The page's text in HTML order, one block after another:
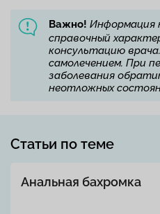
Важно! Информация
справочный
консультацию
самолечением. При
заболевания
неотложных
Статьи по теме
Анальная бахромка